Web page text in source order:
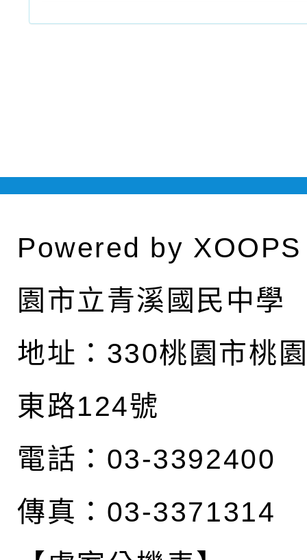
Powered by XOOPS
園市立青溪國民中學
地址： 330桃園市桃
東路124號
電話：03-3392400
傳真：03-3371314